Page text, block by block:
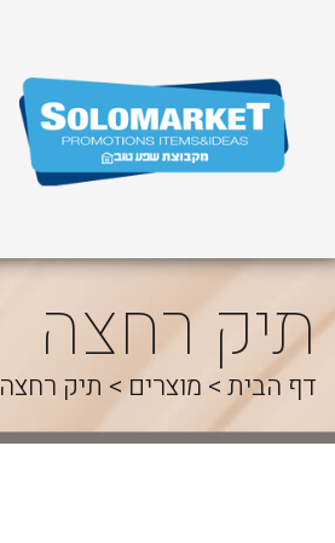
תיק רחצה
דף הבית> מוצרים > תיק רחצה